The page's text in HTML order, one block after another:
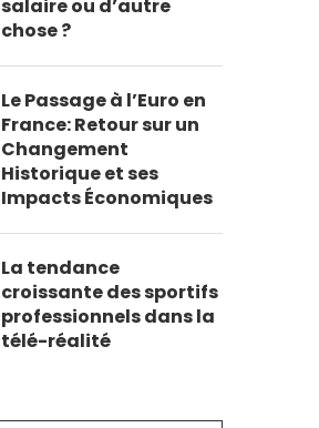
salaire ou d’autre
chose ?
Le Passage à l’Euro en
France: Retour sur un
Changement
Historique et ses
Impacts Économiques
La tendance
croissante des sportifs
professionnels dans la
télé-réalité